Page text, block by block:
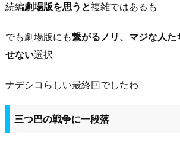
続編劇場版を思うと複雑ではあるも
でも劇場版にも繋がるノリ、マジな人た
せない選択
ナデシコらしい最終回でしたわ
三つ巴の戦争に一段落